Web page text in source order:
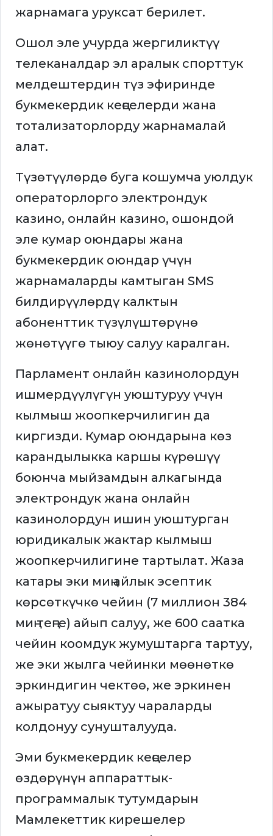
жарнамага уруксат берилет.
Ошол эле учурда жергиликтүү
телеканалдар эл аралык спорттук
мелдештердин түз эфиринде
букмекердик кеңселерди жана
тотализаторлорду жарнамалай
алат.
Түзөтүүлөрдө буга кошумча уюлдук
операторлорго электрондук
казино, онлайн казино, ошондой
эле кумар оюндары жана
букмекердик оюндар үчүн
жарнамаларды камтыган SMS
билдирүүлөрдү калктын
абоненттик түзүлүштөрүнө
жөнөтүүгө тыюу салуу каралган.
Парламент онлайн казинолордун
ишмердүүлүгүн уюштуруу үчүн
кылмыш жоопкерчилигин да
киргизди. Кумар оюндарына көз
карандылыкка каршы күрөшүү
боюнча мыйзамдын алкагында
электрондук жана онлайн
казинолордун ишин уюштурган
юридикалык жактар кылмыш
жоопкерчилигине тартылат. Жаза
катары эки миң айлык эсептик
көрсөткүчкө чейин (7 миллион 384
миң теңге) айып салуу, же 600 саатка
чейин коомдук жумуштарга тартуу,
же эки жылга чейинки мөөнөткө
эркиндигин чектөө, же эркинен
ажыратуу сыяктуу чараларды
колдонуу сунушталууда.
Эми букмекердик кеңселер
өздөрүнүн аппараттык-
программалык тутумдарын
Мамлекеттик кирешелер